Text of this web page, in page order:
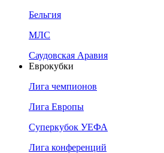
Бельгия
МЛС
Саудовская Аравия
Еврокубки
Лига чемпионов
Лига Европы
Суперкубок УЕФА
Лига конференций